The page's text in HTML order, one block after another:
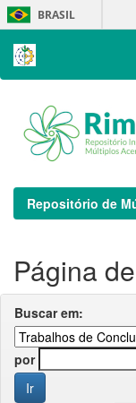
Skip
navigation
BRASIL
Repositório de
Página
Buscar em:
por